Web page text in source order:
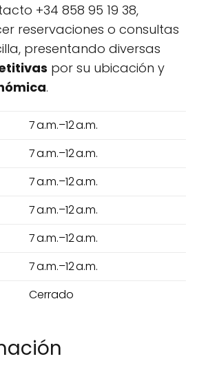
+34 858 95 19 38,
reservaciones o consultas
presentando diversas
por su ubicación y
.
7 a.m.–12 a.m.
7 a.m.–12 a.m.
7 a.m.–12 a.m.
7 a.m.–12 a.m.
7 a.m.–12 a.m.
7 a.m.–12 a.m.
Cerrado